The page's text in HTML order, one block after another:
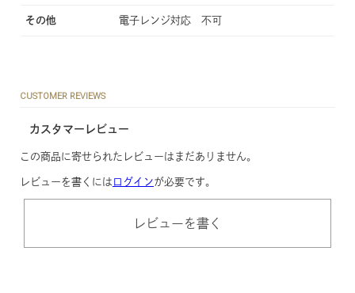
その他 電子レンジ対応 不可
CUSTOMER REVIEWS
カスタマーレビュー
この商品に寄せられたレビューはまだありません。
レビューを書くには ログインが必要です。
レビューを書く